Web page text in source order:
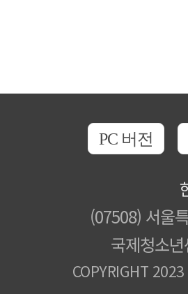
PC 버전
(07508) 서울
국제청소
COPYRIGHT